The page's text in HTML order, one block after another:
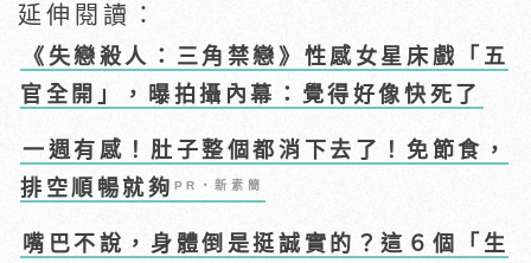
延伸閱讀：
《失戀殺人：三角禁戀》性感女星床戲「五
官全開」，曝拍攝內幕：覺得好像快死了
一週有感！肚子整個都消下去了！免節食，
排空順暢就夠 PR・新素簡
嘴巴不說，身體倒是挺誠實的？這６個「生